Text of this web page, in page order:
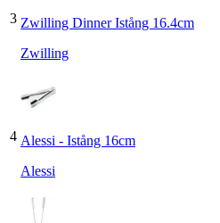
3 Zwilling Dinner Istång 16.4cm
Zwilling
4 Alessi - Istång 16cm
Alessi